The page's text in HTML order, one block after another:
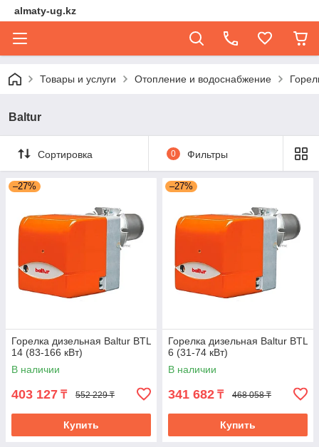
almaty-ug.kz
Товары и услуги Отопление и водоснабжение
Baltur
Сортировка 0 Фильтры
–27%
Горелка дизельная Baltur BTL
14 (83-166 кВт)
В наличии
403 127 ₸ 552 229 ₸
Купить
–27%
Горелка дизельная Baltur BTL
6 (31-74 кВт)
В наличии
341 682 ₸ 468 058 ₸
Купить